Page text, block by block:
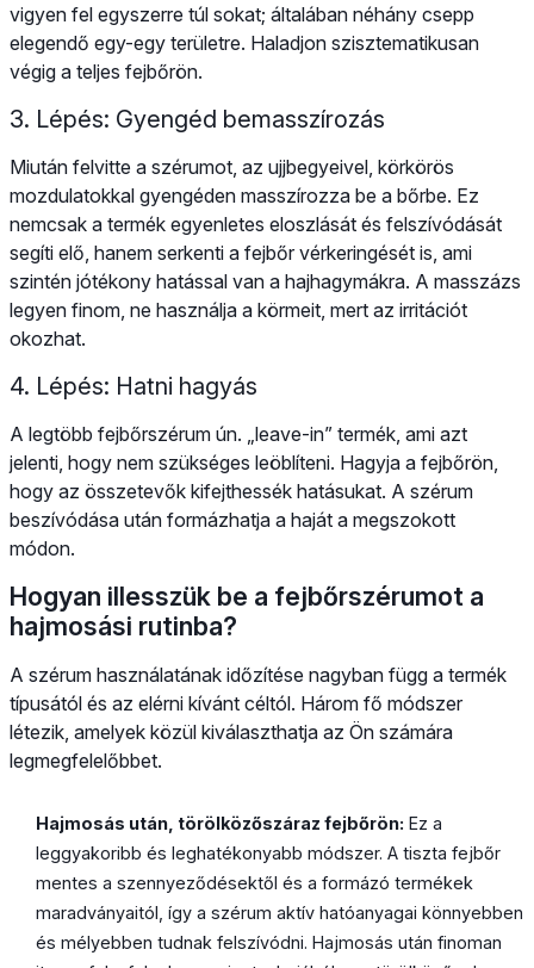
vigyen fel egyszerre túl sokat; általában néhány csepp
elegendő egy-egy területre. Haladjon szisztematikusan
végig a teljes fejbőrön.
3. Lépés: Gyengéd bemasszírozás
Miután felvitte a szérumot, az ujjbegyeivel, körkörös
mozdulatokkal gyengéden masszírozza be a bőrbe. Ez
nemcsak a termék egyenletes eloszlását és felszívódását
segíti elő, hanem serkenti a fejbőr vérkeringését is, ami
szintén jótékony hatással van a hajhagymákra. A masszázs
legyen finom, ne használja a körmeit, mert az irritációt
okozhat.
4. Lépés: Hatni hagyás
A legtöbb fejbőrszérum ún. „leave-in” termék, ami azt
jelenti, hogy nem szükséges leöblíteni. Hagyja a fejbőrön,
hogy az összetevők kifejthessék hatásukat. A szérum
beszívódása után formázhatja a haját a megszokott
módon.
Hogyan illesszük be a fejbőrszérumot a
hajmosási rutinba?
A szérum használatának időzítése nagyban függ a termék
típusától és az elérni kívánt céltól. Három fő módszer
létezik, amelyek közül kiválaszthatja az Ön számára
legmegfelelőbbet.
Hajmosás után, törölközőszáraz fejbőrön: Ez a
leggyakoribb és leghatékonyabb módszer. A tiszta fejbőr
mentes a szennyeződésektől és a formázó termékek
maradványaitól, így a szérum aktív hatóanyagai könnyebben
és mélyebben tudnak felszívódni. Hajmosás után finoman